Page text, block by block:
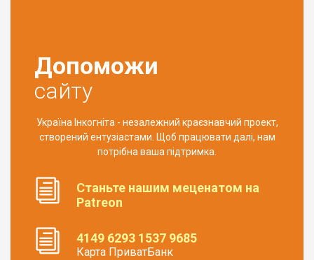
Допоможи
сайту
Україна Інкогніта - незалежний краєзнавчий проект,
створений ентузіастами. Щоб працювати далі, нам
потрібна ваша підтримка.
Станьте нашим меценатом на
Patreon
4149 6293 1537 9685
Карта ПриватБанк